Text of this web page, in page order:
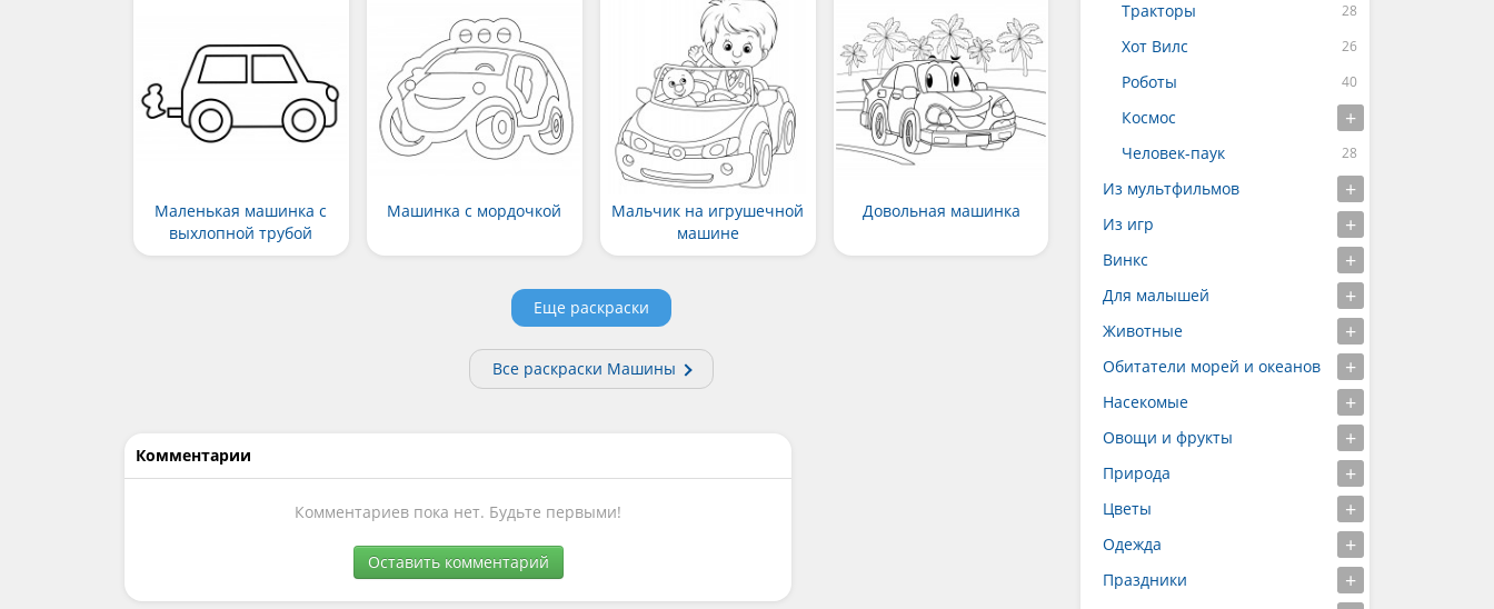
Маленькая машинка с
выхлопной трубой
Машинка с мордочкой
Мальчик на игрушечной
машине
Довольная машинка
Еще раскраски
Все раскраски Машины
Комментарии
Комментариев пока нет. Будьте первыми!
Оставить комментарий
Тракторы
Хот Вилс
Роботы
Космос
Человек-паук
Из мультфильмов
Из игр
Винкс
Для малышей
Животные
Обитатели морей и океанов
Насекомые
Овощи и фрукты
Природа
Цветы
Одежда
Праздники